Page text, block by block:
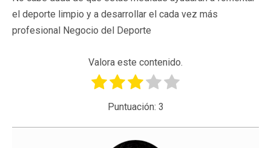
el deporte limpio y a desarrollar el cada vez más
profesional Negocio del Deporte
Valora este contenido.
Puntuación: 3